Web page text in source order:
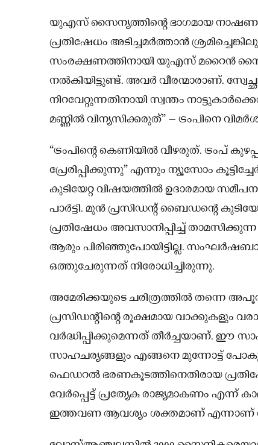
യുഎസ് സൈന്യത്തിന്റെ ഭാഗമായ
പ്രതിഷേധം അടിച്ചമർത്താൻ
സംരക്ഷണത്തിനായി യുഎസ് മറൈൻ
നൽകിയിട്ടുണ്ട്. അവർ വീരന്മാരാണ്.
നിറവേറ്റുന്നതിനായി സ്വന്തം
മണ്ണിൽ വിന്യസിക്കരുത്” – ട്രംപിനെ
“ട്രംപിന്റെ കെണിയിൽ വീഴരുത്. ട്രംപ്
പ്രേരിപ്പിക്കുന്നു” എന്നും ന്യൂസോം
കുടിയേറ്റ വിഷയത്തിൽ ഉദാരമായ
പാർട്ടി. മുൻ പ്രസിഡന്റ് ബൈഡന്റെ
പ്രതിഷേധം അവസാനിപ്പിച്ച്
ആരും പിരിഞ്ഞുപോയിട്ടില്ല.
ഒത്തുചേരുന്നത് നിരോധിച്ചിരുന്നു.
അമേരിക്കയുടെ ചരിത്രത്തിൽ തന്നെ
പ്രസിഡൻ്റിൻ്റെ രൂക്ഷമായ വാക്കുകളും
വർദ്ധിപ്പിക്കുമെന്നത് തീർച്ചയാണ്. ഈ
സാഹചര്യങ്ങളും എങ്ങനെ മുന്നോട്ട്
ഫെഡറല്‍ ഭരണകൂടത്തിനെതിരായ
വേര്‍പ്പെട്ട് പ്രത്യേക രാജ്യമാകണം
ഇത്തവണ ആവശ്യം ശക്തമാണ് എന്നാണ്